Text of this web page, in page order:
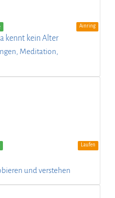
Ainring
kennt kein Alter
Meditation,
Laufen
und verstehen